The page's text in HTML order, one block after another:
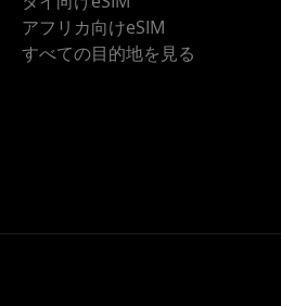
アフリカ向けeSIM
すべての目的地を見る